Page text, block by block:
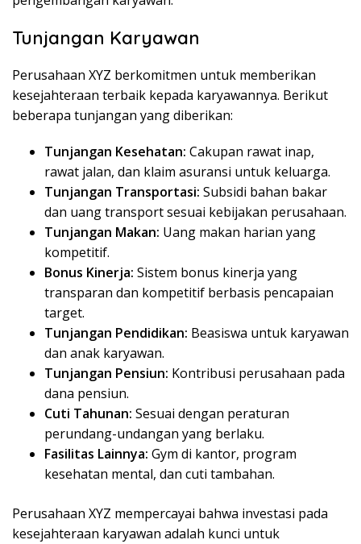
Tunjangan Karyawan
Perusahaan XYZ berkomitmen untuk memberikan
kesejahteraan terbaik kepada karyawannya. Berikut
beberapa tunjangan yang diberikan:
Tunjangan Kesehatan: Cakupan rawat inap,
rawat jalan, dan klaim asuransi untuk keluarga.
Tunjangan Transportasi: Subsidi bahan bakar
dan uang transport sesuai kebijakan perusahaan.
Tunjangan Makan: Uang makan harian yang
kompetitif.
Bonus Kinerja: Sistem bonus kinerja yang
transparan dan kompetitif berbasis pencapaian
target.
Tunjangan Pendidikan: Beasiswa untuk karyawan
dan anak karyawan.
Tunjangan Pensiun: Kontribusi perusahaan pada
dana pensiun.
Cuti Tahunan: Sesuai dengan peraturan
perundang-undangan yang berlaku.
Fasilitas Lainnya: Gym di kantor, program
kesehatan mental, dan cuti tambahan.
Perusahaan XYZ mempercayai bahwa investasi pada
kesejahteraan karyawan adalah kunci untuk